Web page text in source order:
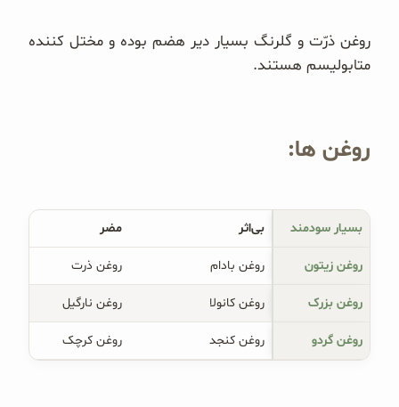
روغن ذرّت و گلرنگ بسیار دیر هضم بوده و مختل کننده
متابولیسم هستند.
روغن‌ ها:
بسیار سودمند بی‌اثر مضر
روغن زیتون روغن بادام روغن ذرت
روغن بزرک روغن کانولا روغن نارگیل
روغن گردو روغن کنجد روغن کرچک